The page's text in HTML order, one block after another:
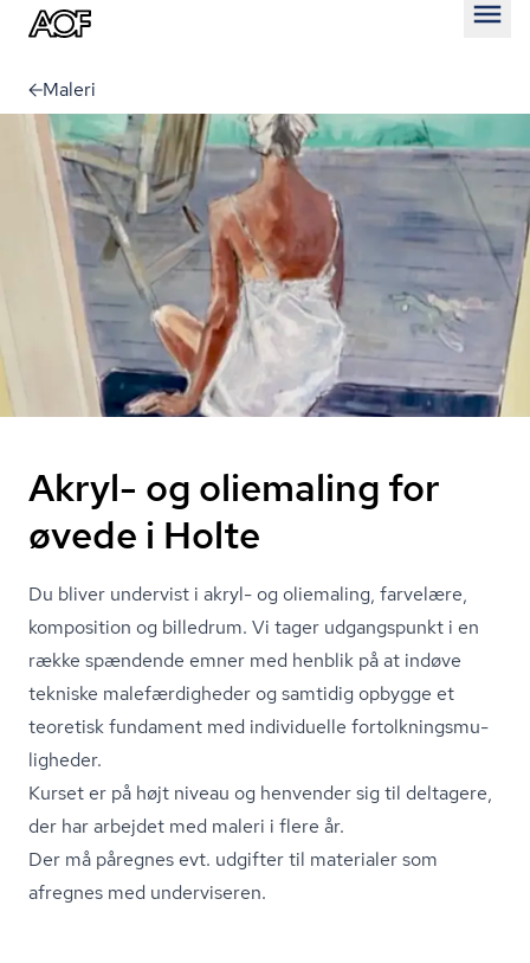
Maleri
Akryl- og oliemaling for
øvede i Holte
Du bliver undervist i akryl- og oliemaling, farvelære,
komposition og billedrum. Vi tager udgangspunkt i en
række spændende emner med henblik på at indøve
tekniske ma­le­fær­dig­he­der og samtidig opbygge et
teoretisk fundament med individuelle for­tolk­nings­mu­
lig­he­der.
Kurset er på højt niveau og henvender sig til deltagere,
der har arbejdet med maleri i flere år.
Der må påregnes evt. udgifter til materialer som
afregnes med underviseren.